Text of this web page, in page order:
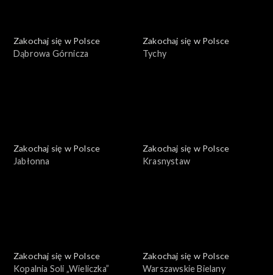
Zakochaj się w Polsce
Dąbrowa Górnicza
Zakochaj się w Polsce
Tychy
Zakochaj się w Polsce
Jabłonna
Zakochaj się w Polsce
Krasnystaw
Zakochaj się w Polsce
Kopalnia Soli „Wieliczka”
Zakochaj się w Polsce
Warszawskie Bielany